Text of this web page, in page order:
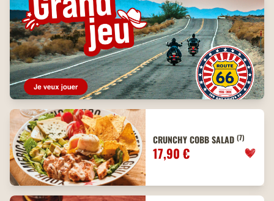
CRUNCHY COBB SALAD (7)
17,90 €